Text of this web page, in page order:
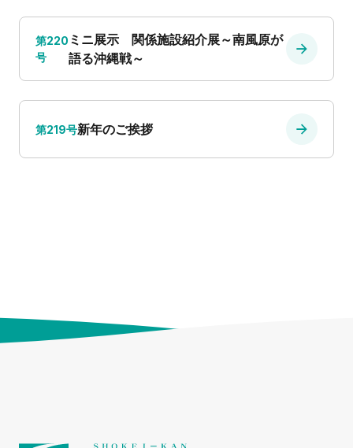
第220
号
ミニ展示 関係施設紹介展～南風原が
語る沖縄戦～
第219号新年のご挨拶